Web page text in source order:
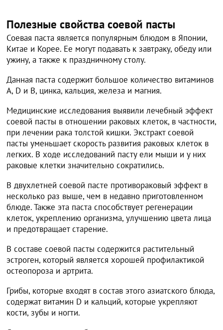
Полезные свойства соевой пасты
Соевая паста является популярным блюдом в Японии,
Китае и Корее. Ее могут подавать к завтраку, обеду или
ужину, а также к праздничному столу.
Данная паста содержит большое количество витаминов
А, D и В, цинка, кальция, железа и магния.
Медицинские исследования выявили лечебный эффект
соевой пасты в отношении раковых клеток, в частности,
при лечении рака толстой кишки. Экстракт соевой
пасты уменьшает скорость развития раковых клеток в
легких. В ходе исследований пасту ели мыши и у них
раковые клетки значительно сократились.
В двухлетней соевой пасте противораковый эффект в
несколько раз выше, чем в недавно приготовленном
блюде. Также эта паста способствует регенерации
клеток, укреплению организма, улучшению цвета лица
и предотвращает старение.
В составе соевой пасты содержится растительный
эстроген, который является хорошей профилактикой
остеопороза и артрита.
Грибы, которые входят в состав этого азиатского блюда,
содержат витамин D и кальций, которые укрепляют
кости, зубы и ногти.